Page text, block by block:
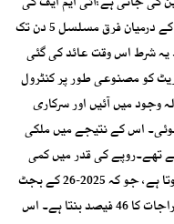
شرط کے مطابق، انٹربینک اور اوپن مارکیٹ ریٹ کے درمیان فرق مسلسل 5 دن تک
چاہیے۔ یہ شرط اس وقت عائد کی گئی
تک انٹربینک ریٹ کو مصنوعی طور پر کنٹرول
میں آئیں اور سرکاری
ڈالر کی کمی ہوئی۔ اس کے نتیجے میں ملکی
کم رہ گئے تھے۔روپے کی قدر میں کمی
سے قرضوں پر سود کی ادائیگیوں میں اضافہ ہوتا ہے، جو کہ 2025-26 کے بجٹ
میں کل جاری اخراجات کا 50 فیصد اور کل اخراجات کا 46 فیصد بنتا ہے۔ اس